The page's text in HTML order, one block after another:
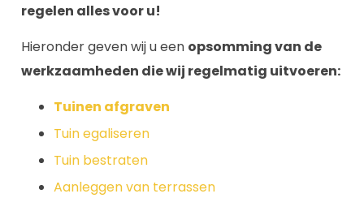
regelen alles voor u!
Hieronder geven wij u een opsomming van de
werkzaamheden die wij regelmatig uitvoeren:
Tuinen afgraven
Tuin egaliseren
Tuin bestraten
Aanleggen van terrassen